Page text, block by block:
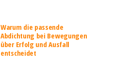
Warum die passende
Abdichtung bei Bewegungen
über Erfolg und Ausfall
entscheidet